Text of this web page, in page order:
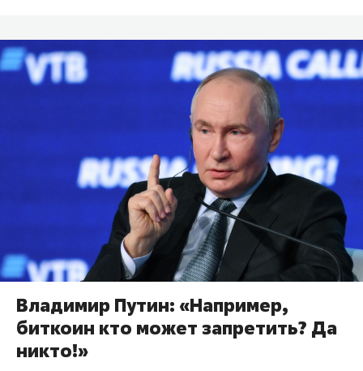
Владимир Путин: «Например,
биткоин кто может запретить? Да
никто!»